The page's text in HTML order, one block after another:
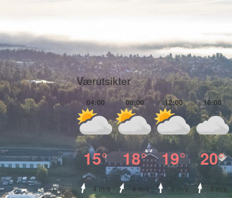
Værutsikter
04:00
15°
4 m/s
08:00
18°
4 m/s
12:00
19°
5 m/s
16:00
20°
3 m/s